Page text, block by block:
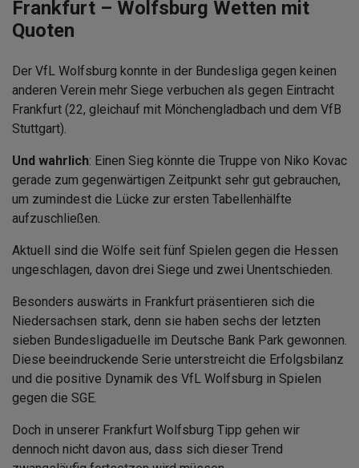
Frankfurt – Wolfsburg Wetten mit
Quoten
Der VfL Wolfsburg konnte in der Bundesliga gegen keinen
anderen Verein mehr Siege verbuchen als gegen Eintracht
Frankfurt (22, gleichauf mit Mönchengladbach und dem VfB
Stuttgart).
Und wahrlich: Einen Sieg könnte die Truppe von Niko Kovac
gerade zum gegenwärtigen Zeitpunkt sehr gut gebrauchen,
um zumindest die Lücke zur ersten Tabellenhälfte
aufzuschließen.
Aktuell sind die Wölfe seit fünf Spielen gegen die Hessen
ungeschlagen, davon drei Siege und zwei Unentschieden.
Besonders auswärts in Frankfurt präsentieren sich die
Niedersachsen stark, denn sie haben sechs der letzten
sieben Bundesligaduelle im Deutsche Bank Park gewonnen.
Diese beeindruckende Serie unterstreicht die Erfolgsbilanz
und die positive Dynamik des VfL Wolfsburg in Spielen
gegen die SGE.
Doch in unserer Frankfurt Wolfsburg Tipp gehen wir
dennoch nicht davon aus, dass sich dieser Trend